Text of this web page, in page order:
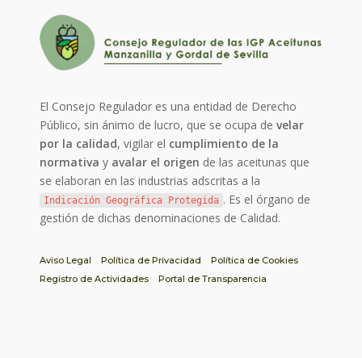
El Consejo Regulador es una entidad de Derecho
Público, sin ánimo de lucro, que se ocupa develar
por la calidad, vigilar el cumplimiento de la
normativa y avalar el origen de las aceitunas que
se elaboran en las industrias adscritas a la
Indicación Geográfica Protegida . Es el órgano de
gestión de dichas denominaciones de Calidad.
Aviso Legal Política de Privacidad
Política de Cookies
Registro de Actividades
Portal de Transparencia